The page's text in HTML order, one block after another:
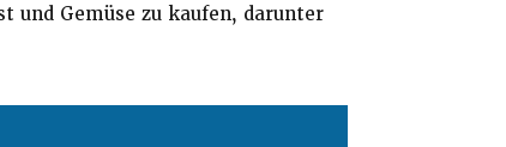
und Gemüse zu kaufen, darunter